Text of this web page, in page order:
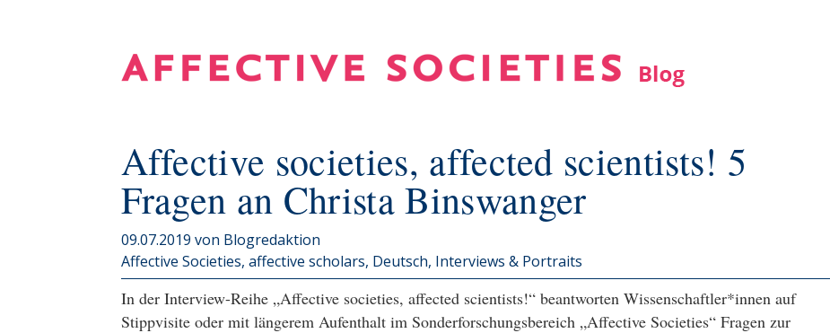
Affective societies, affected scientists! 5
Fragen an Christa Binswanger
09.07.2019 von Blogredaktion
Affective Societies, affective scholars Deutsch Interviews & Portraits
In der Interview-Reihe „Affective societies, affected scientists!“ beantworten Wissenschaftler*innen auf
Stippvisite oder mit längerem Aufenthalt im Sonderforschungsbereich „Affective Societies“ Fragen zur